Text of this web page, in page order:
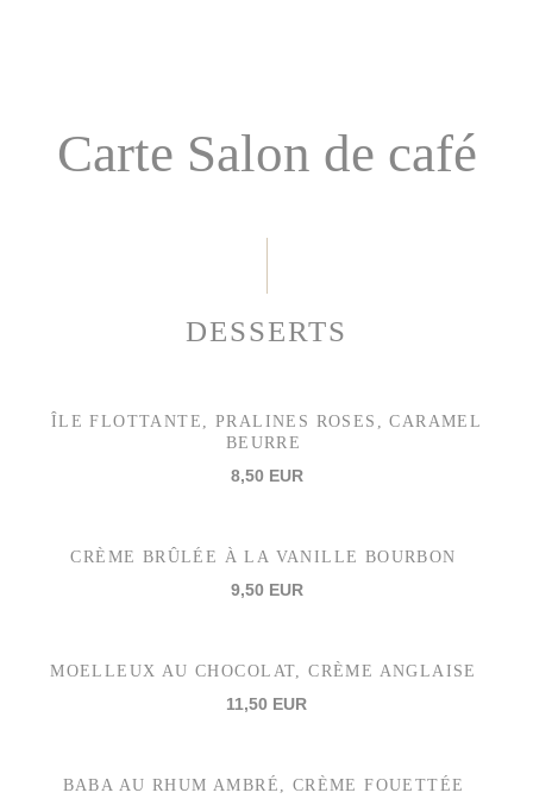
Carte Salon de café
DESSERTS
ÎLE FLOTTANTE, PRALINES ROSES, CARAMEL
BEURRE
8,50 EUR
CRÈME BRÛLÉE À LA VANILLE BOURBON
9,50 EUR
MOELLEUX AU CHOCOLAT, CRÈME ANGLAISE
11,50 EUR
BABA AU RHUM AMBRÉ, CRÈME FOUETTÉE